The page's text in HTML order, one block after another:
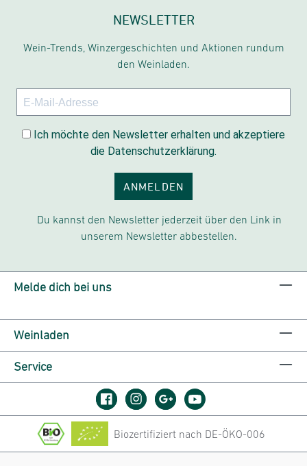
NEWSLETTER
Wein-Trends, Winzergeschichten und Aktionen rundum
den Weinladen.
Ich möchte den Newsletter erhalten und akzeptiere
die Datenschutzerklärung.
ANMELDEN
Du kannst den Newsletter jederzeit über den Link in
unserem Newsletter abbestellen.
Melde dich bei uns
Weinladen
Service
Biozertifiziert nach DE-ÖKO-006